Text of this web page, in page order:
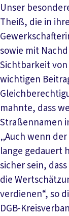
Unser
Theiß, die in
sowie mit
Sichtbarkeit
wichtigen
mahnte, dass
Straßennamen
„Auch wenn
lange gedauert
sicher sein,
die
verdienen“, so
DGB-